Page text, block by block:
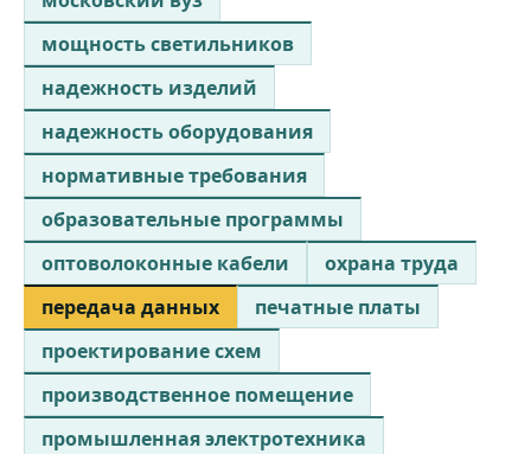
мощность светильников
надежность изделий
надежность оборудования
нормативные требования
образовательные программы
оптоволоконные кабели
охрана труда
передача данных
печатные платы
проектирование схем
производственное помещение
промышленная электротехника